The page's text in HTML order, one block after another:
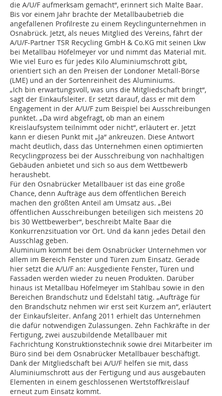
die A/U/F aufmerksam gemacht“, erinnert sich Malte Baar.
Bis vor einem Jahr brachte der Metallbaubetrieb die
angefallenen Profilreste zu einem Reyclingunternehmen in
Osnabrück. Jetzt, als neues Mitglied des Vereins, fährt der
A/U/F-Partner TSR Recycling GmbH & Co.KG mit seinen Lkw
bei Metallbau Höfelmeyer vor und nimmt das Material mit.
Wie viel Euro es für jedes Kilo Aluminiumschrott gibt,
orientiert sich an den Preisen der Londoner Metall-Börse
(LME) und an der Sortenreinheit des Aluminiums.
„Ich bin erwartungsvoll, was uns die Mitgliedschaft bringt“,
sagt der Einkaufsleiter. Er setzt darauf, dass er mit dem
Engagement in der A/U/F zum Beispiel bei Ausschreibungen
punktet. „Da wird abgefragt, ob man an einem
Kreislaufsystem teilnimmt oder nicht“, erläutert er. Jetzt
kann er diesen Punkt mit „Ja“ ankreuzen. Diese Antwort
macht deutlich, dass das Unternehmen einen optimierten
Recyclingprozess bei der Ausschreibung von nachhaltigen
Gebäuden anbietet und sich so aus dem Wettbewerb
heraushebt.
Für den Osnabrücker Metallbauer ist das eine große
Chance, denn Aufträge aus dem öffentlichen Bereich
machen den größten Anteil am Umsatz aus. „Bei
öffentlichen Ausschreibungen beteiligen sich meistens 20
bis 30 Wettbewerber“, beschreibt Malte Baar die
Konkurrenzsituation vor Ort. Und da kann jedes Detail den
Ausschlag geben.
Aluminium kommt bei dem Osnabrücker Unternehmen vor
allem im Bereich Fenster und Türen zum Einsatz. Gerade
hier setzt die A/U/F an: Ausgediente Fenster, Türen und
Fassaden werden wieder zu neuen Produkten. Darüber
hinaus ist Metallbau Höfelmeyer im Stahlbau sowie in den
Bereichen Brandschutz und Edelstahl tätig. „Aufträge für
den Brandschutz nehmen wir erst seit Kurzem an“, erläutert
der Einkaufsleiter. Anfang 2011 erhielt das Unternehmen
die dafür notwendigen Zulassungen. Zehn Fachkräfte in der
Fertigung, zwei auszubildende Metallbauer mit
Fachrichtung Konstruktionstechnik sowie drei Mitarbeiter im
Büro sind bei dem Osnabrücker Metallbauer beschäftigt.
Dank der Mitgliedschaft bei A/U/F helfen sie mit, dass
Aluminiumschrott aus der Fertigung und aus ausgebauten
Elementen in einem geschlossenen Wertstoffkreislauf
erneut zum Einsatz kommt.